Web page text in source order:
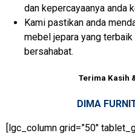
dan kepercayaanya anda
Kami pastikan anda
mebel jepara yang terbaik
bersahabat.
Terima Kasih
DIMA
[lgc_column grid=”50″